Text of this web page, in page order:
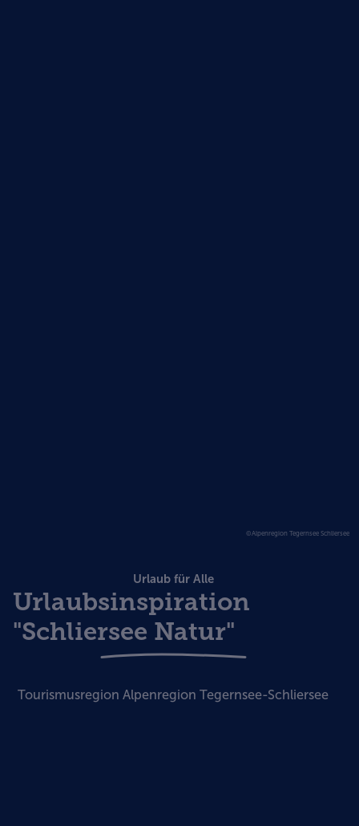
©Alpenregion Tegernsee Schliersee
Urlaub für Alle
Urlaubsinspiration
"Schliersee Natur"
Tourismusregion Alpenregion Tegernsee-Schliersee